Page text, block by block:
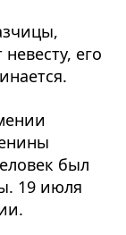
его
был
19 июля